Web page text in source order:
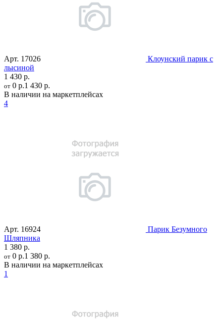
Арт. 17026
Клоунский парик с
лысиной
1 430 р.
от 0 р.1 430 р.
В наличии на маркетплейсах
4
Арт. 16924
Парик Безумного
Шляпника
1 380 р.
от 0 р.1 380 р.
В наличии на маркетплейсах
1